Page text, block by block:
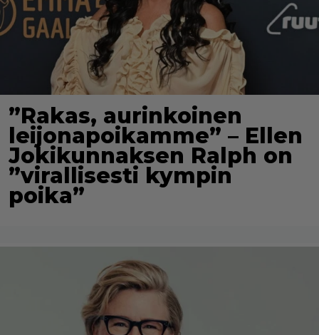
”Rakas, aurinkoinen
leijonapoikamme” – Ellen
Jokikunnaksen Ralph on
”virallisesti kympin
poika”